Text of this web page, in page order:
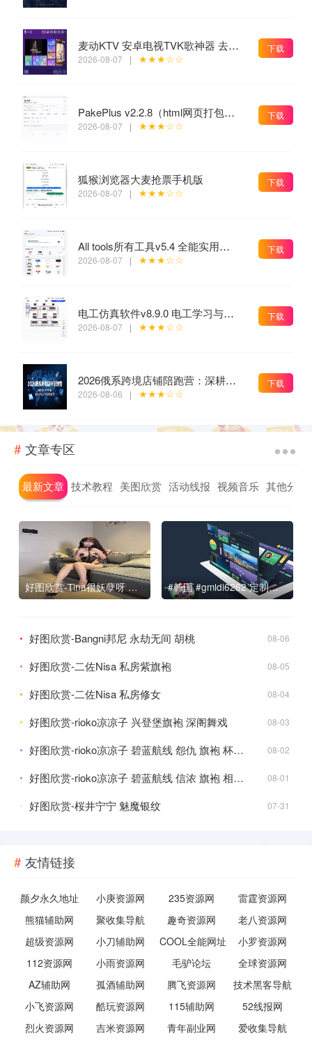
麦动KTV 安卓电视TVK歌神器 去广告引流弹窗纯净版下载
2026-08-07 | ★★★☆☆
下载
PakePlus v2.2.8（html网页打包工具）
2026-08-07 | ★★★☆☆
下载
狐猴浏览器大麦抢票手机版
2026-08-07 | ★★★☆☆
下载
All tools所有工具v5.4 全能实用工具箱 高级版
2026-08-07 | ★★★☆☆
下载
电工仿真软件v8.9.0 电工学习与实操的软件工具
2026-08-07 | ★★★☆☆
下载
2026俄系跨境店铺陪跑营：深耕OZON与WB平台，掌握起店选品广告全套落地打法
2026-08-06 | ★★★☆☆
下载
文章专区
最新文章 技术教程 美图欣赏 活动线报 视频音乐 其他分享
好图欣赏-Tina很妖孽呀 定制视图 #韩国 #gmldi6262 定制福利
好图欣赏-Bangni邦尼 永劫无间 胡桃 08-06
好图欣赏-二佐Nisa 私房紫旗袍 08-05
好图欣赏-二佐Nisa 私房修女 08-04
好图欣赏-rioko凉凉子 兴登堡旗袍 深阁舞戏 08-03
好图欣赏-rioko凉凉子 碧蓝航线 怨仇 旗袍 杯盏盈芳华 08-02
好图欣赏-rioko凉凉子 碧蓝航线 信浓 旗袍 相融一梦 08-01
好图欣赏-桜井宁宁 魅魔银纹 07-31
好图欣赏-奈汐酱nice&奶桃 夏纪
#韩国 #BJ #woohankyung热舞视频 07-27
好图欣赏-浅安安 妙龄太太 07-26
好图欣赏-阿半今天很开心 可畏巫女
好图欣赏-Natsuko夏夏子 NIKKE 露姬 倒霉兔 07-23
#韩国 #BJ #gmldi6262 最新定制福利 07-23
友情链接
颜夕永久地址 小庚资源网 235资源网
雷霆资源网
熊猫辅助网
聚收集导航 趣奇资源网
老八资源网
超级资源网
小刀辅助网 COOL全能网址导航小罗资源网
112资源网
小雨资源网 毛驴论坛
全球资源网
AZ辅助网
孤酒辅助网 腾飞资源网
技术黑客导航
小飞资源网
酷玩资源网 115辅助网
52线报网
烈火资源网
吉米资源网 青年副业网
爱收集导航